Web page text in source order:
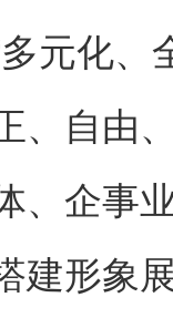
元化、
、自由
、企事
建形象